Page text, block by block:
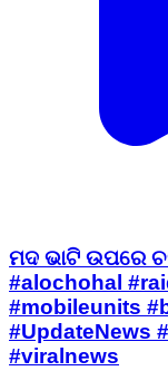
ମଦ ଭାଟି ଉପରେ
#alochohal
#mobileunits
#UpdateNews
#viralnews